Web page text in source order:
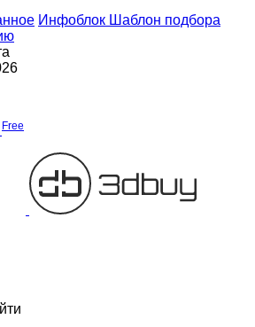
Инфоблок Шаблон подбора
Free